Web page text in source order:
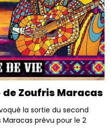
de Zoufris Maracas
la sortie du second
prévu pour le 2